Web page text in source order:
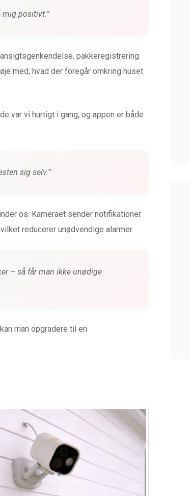
mig positivt.”
pakkeregistrering
med, hvad der foregår omkring huset
var vi hurtigt i gang, og appen er både
sig selv.”
os. Kameraet sender notifikationer
reducerer unødvendige alarmer.
– så får man ikke unødige
man opgradere til en